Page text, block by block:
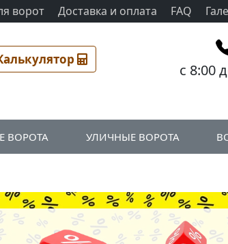
ворот Доставка и оплата FAQ
с 8:00
ВОРОТА УЛИЧНЫЕ ВОРОТА